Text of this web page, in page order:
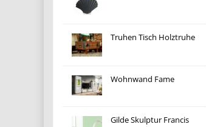
Truhen Tisch Holztruhe
Wohnwand Fame
Gilde Skulptur Francis